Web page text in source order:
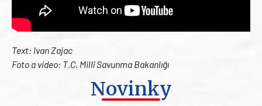
Text: Ivan Zajac
Foto a video: T.C. Millî Savunma Bakanlığı
Novinky